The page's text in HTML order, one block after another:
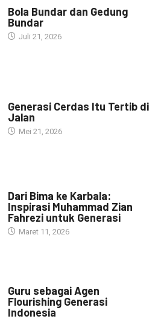
Bola Bundar dan Gedung
Bundar
Juli 21, 2026
Generasi Cerdas Itu Tertib di
Jalan
Mei 21, 2026
Dari Bima ke Karbala:
Inspirasi Muhammad Zian
Fahrezi untuk Generasi
Maret 11, 2026
Guru sebagai Agen
Flourishing Generasi
Indonesia